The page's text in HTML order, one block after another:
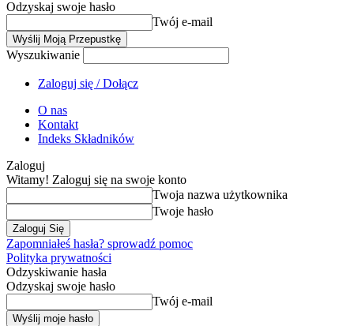
Odzyskaj swoje hasło
Twój e-mail
Wyszukiwanie
Zaloguj się / Dołącz
O nas
Kontakt
Indeks Składników
Zaloguj
Witamy! Zaloguj się na swoje konto
Twoja nazwa użytkownika
Twoje hasło
Zapomniałeś hasła? sprowadź pomoc
Polityka prywatności
Odzyskiwanie hasła
Odzyskaj swoje hasło
Twój e-mail